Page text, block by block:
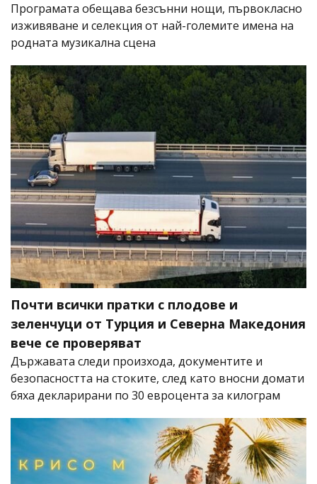
Програмата обещава безсънни нощи, първокласно
изживяване и селекция от най-големите имена на
родната музикална сцена
Почти всички пратки с плодове и
зеленчуци от Турция и Северна Македония
вече се проверяват
Държавата следи произхода, документите и
безопасността на стоките, след като вносни домати
бяха декларирани по 30 евроцента за килограм